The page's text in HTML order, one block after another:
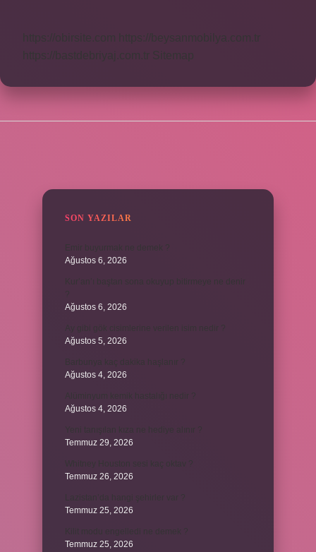
https://obirsite.com
https://beysanmobilya.com.tr
https://bastdebriyaj.com.tr Sitemap
SON YAZILAR
Ağustos 6, 2026
Ağustos 6, 2026
Ağustos 5, 2026
Ağustos 4, 2026
Ağustos 4, 2026
Temmuz 29, 2026
Temmuz 26, 2026
Temmuz 25, 2026
Temmuz 25, 2026